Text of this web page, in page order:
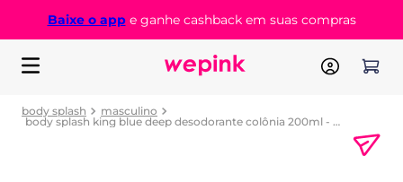
Baixe o appe ganhe cashback em suas compras
body splash
masculino
body splash king blue deep desodorante colônia 200ml - wepink